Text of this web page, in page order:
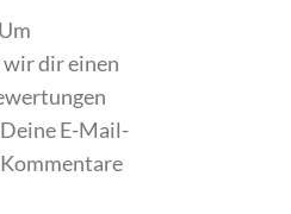
wir dir einen
E-Mail-